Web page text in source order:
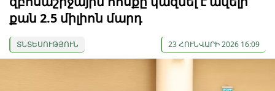
քան 2.5 միլիոն մարդ
ՏՆՏԵՍՈՒԹՅՈՒՆ 23 ՀՈՒՆՎԱՐԻ 2026 16:09